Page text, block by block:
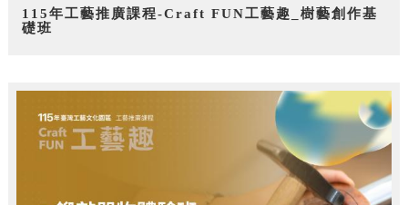
115年工藝推廣課程-Craft FUN工藝趣_樹藝創作基
礎班